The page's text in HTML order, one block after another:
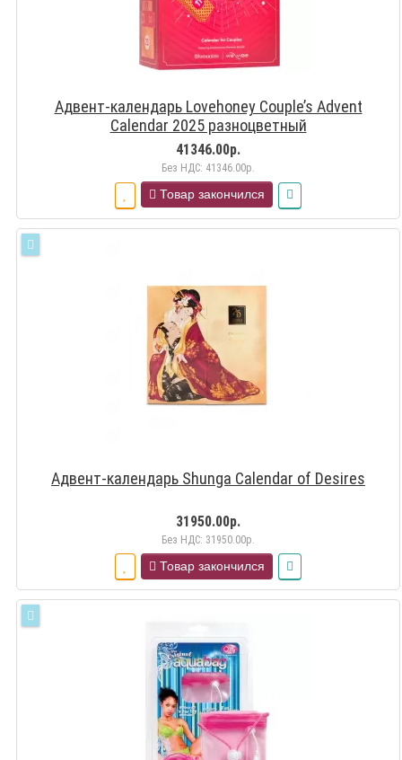
Адвент-календарь Lovehoney Couple’s Advent
Calendar 2025 разноцветный
41346.00р.
Без НДС: 41346.00р.
Товар закончился
Адвент-календарь Shunga Calendar of Desires
31950.00р.
Без НДС: 31950.00р.
Товар закончился